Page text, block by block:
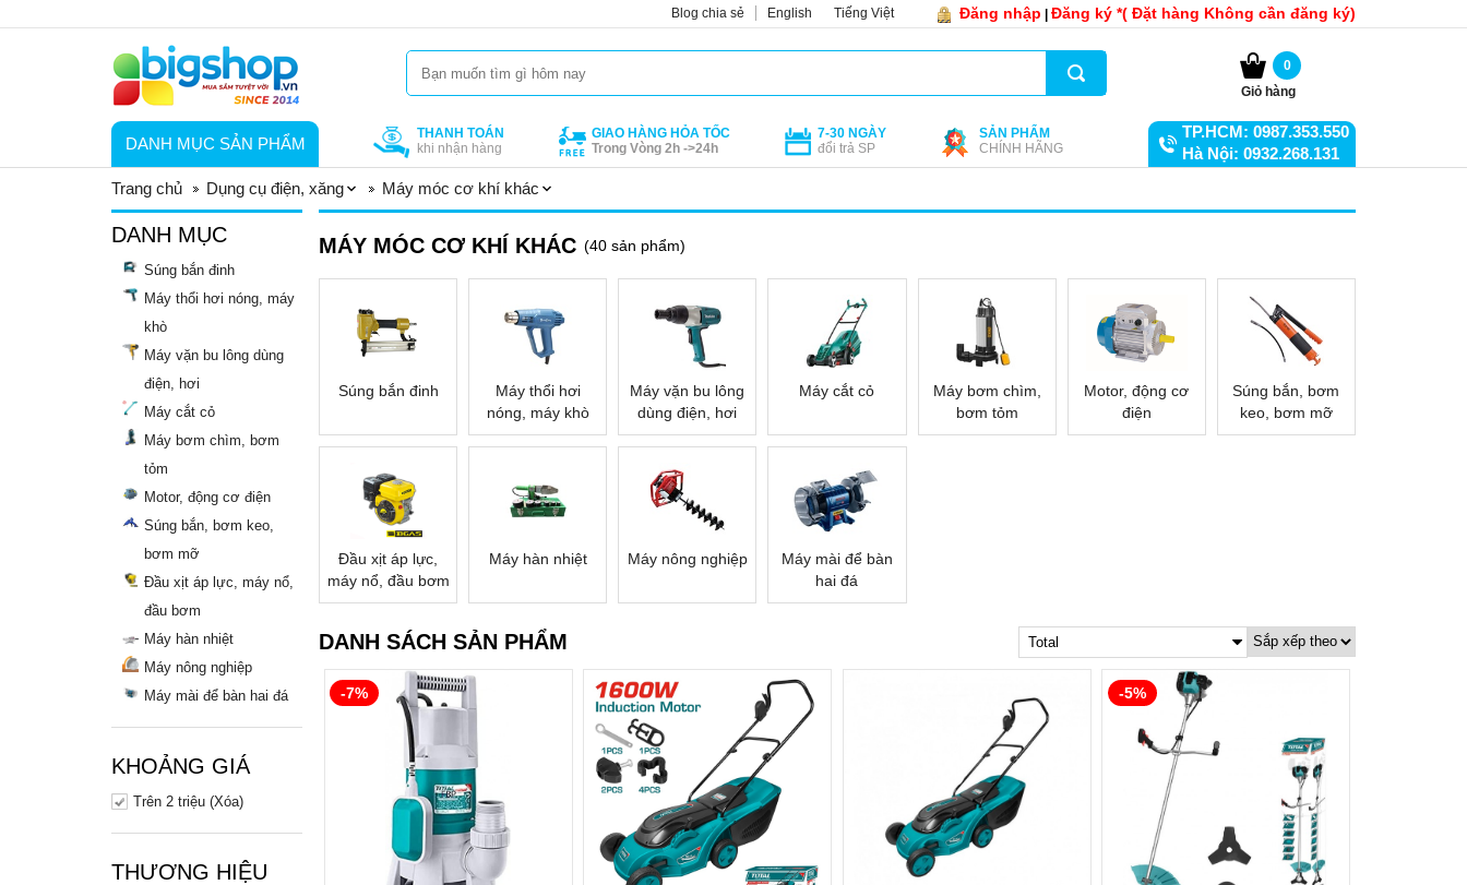
Đăng nhập Đăng ký *( Đặt hàng Không cần đăng ký)
Blog chia sẻ English Tiếng Việt
0
Giỏ hàng
DANH MỤC SẢN PHẨM
THANH TOÁN
khi nhận hàng
GIAO HÀNG HỎA TỐC
Trong Vòng 2h ->24h
7-30 NGÀY
đổi trả SP
SẢN PHẨM
CHÍNH HÃNG
TP.HCM: 0987.353.550
Hà Nội: 0932.268.131
Trang chủ
Dụng cụ điện, xăng Máy móc cơ khí khác
DANH MỤC
Súng bắn đinh
Máy thổi hơi nóng, máy
khò
Máy vặn bu lông dùng
điện, hơi
Máy cắt cỏ
Máy bơm chìm, bơm
tỏm
Motor, động cơ điện
Súng bắn, bơm keo,
bơm mỡ
Đầu xịt áp lực, máy nổ,
đầu bơm
Máy hàn nhiệt
Máy nông nghiệp
Máy mài để bàn hai đá
KHOẢNG GIÁ
Trên 2 triệu (Xóa)
THƯƠNG HIỆU
MÁY MÓC CƠ KHÍ KHÁC (40 sản phẩm)
Súng bắn đinh
Máy thổi hơi
nóng, máy khò
Máy vặn bu lông
dùng điện, hơi
Máy cắt cỏ
Máy bơm chìm,
bơm tỏm
Motor, động cơ
điện
Súng bắn, bơm
keo, bơm mỡ
Đầu xịt áp lực,
máy nổ, đầu bơm
Máy hàn nhiệt Máy nông nghiệp
Máy mài để bàn
hai đá
DANH SÁCH SẢN PHẨM Total
-7% -5%